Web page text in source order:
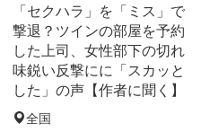
「セクハラ」を「ミス」で
撃退？ツインの部屋を予約
した上司、女性部下の切れ
味鋭い反撃にに「スカッと
した」の声【作者に聞く】
全国